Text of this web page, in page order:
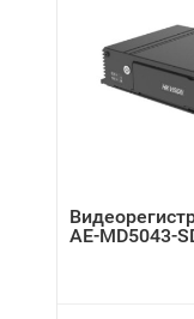
AE-MD5043-